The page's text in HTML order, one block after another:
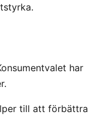
har
till att förbättra